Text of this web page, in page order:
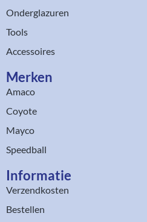
Onderglazuren
Tools
Accessoires
Merken
Amaco
Coyote
Mayco
Speedball
Informatie
Verzendkosten
Bestellen